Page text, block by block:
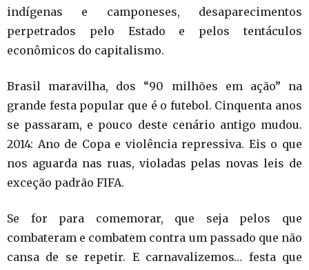
indígenas e camponeses, desaparecimentos
perpetrados pelo Estado e pelos tentáculos
econômicos do capitalismo.
Brasil maravilha, dos “90 milhões em ação” na
grande festa popular que é o futebol. Cinquenta anos
se passaram, e pouco deste cenário antigo mudou.
2014: Ano de Copa e violência repressiva. Eis o que
nos aguarda nas ruas, violadas pelas novas leis de
exceção padrão FIFA.
Se for para comemorar, que seja pelos que
combateram e combatem contra um passado que não
cansa de se repetir. E carnavalizemos… festa que